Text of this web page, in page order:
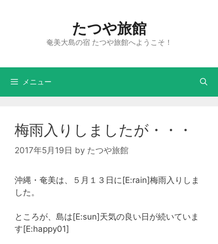
たつや旅館
奄美大島の宿 たつや旅館へようこそ！
メニュー
梅雨入りしましたが・・・
2017年5月19日 by たつや旅館
沖縄・奄美は、５月１３日に[E:rain]梅雨入りしま
した。
ところが、島は[E:sun]天気の良い日が続いていま
す[E:happy01]